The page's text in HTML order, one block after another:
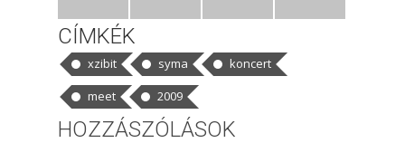
CÍMKÉK
xzibit syma
koncert
meet
2009
HOZZÁSZÓLÁSOK